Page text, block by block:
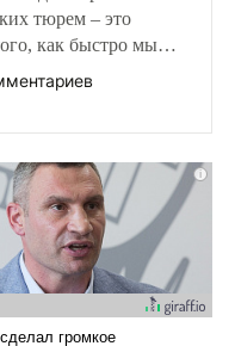
тюрем – это
как быстро мы
по пути
изменений.
фантастики,
обсуждаемой